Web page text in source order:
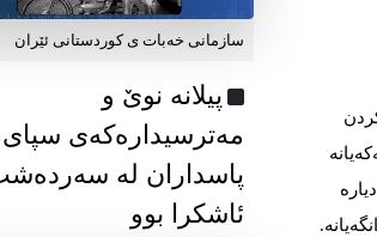
سازمانی خەبات ی كوردستانی ئێران
پیلانە نوێ و
مەترسیدارەکەی سپای
پاسداران لە
ئاشکرا بوو